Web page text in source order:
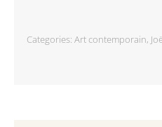
Categories: Art contemporain,